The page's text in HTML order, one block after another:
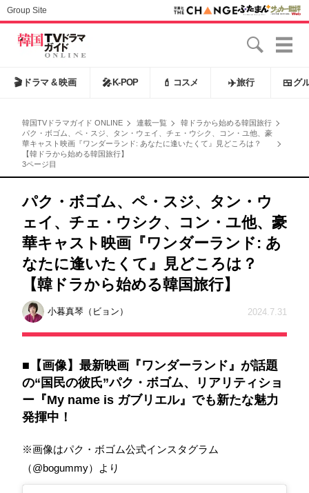
Group Site
🎬 ドラマ & 映画 🎤 K-POP 💄 コスメ ✈️旅行 🍱 グ
韓国TVドラマガイド ONLINE 連載一覧
韓ドラから始める韓国旅行
パク・ボゴム、ペ・スジ、タン・ウェイ、チェ・ウシク、コン・ユ他、豪
華キャスト映画『ワンダーランド: あなたに逢いたくて』見どころは？
【韓ドラから始める韓国旅行】
3ページ目
パク・ボゴム、ペ・スジ、タン・ウ
ェイ、チェ・ウシク、コン・ユ他、豪
華キャスト映画『ワンダーランド: あ
なたに逢いたくて』見どころは？
【韓ドラから始める韓国旅行】
小暮真琴（ビョン） 2024.7.31
■【画像】最新映画『ワンダーランド』が話題
の“国民の彼氏”パク・ボゴム、リアリティショ
ー『My name is ガブリエル』でも新たな魅力
発揮中！
※画像はパク・ボゴム公式インスタグラム
（@bogummy）より